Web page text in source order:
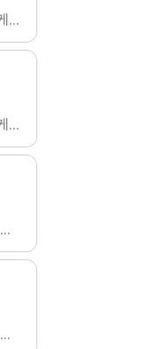
건당 12만이상 / 50세 이하 / 무관 / 무관 / 협의 / 스웨디시마사지,타이마사지,스포츠마사지,발마사지,피부관리,남녀왁싱,카운터관리,1인샵,홈케어,림프
건당 12만이상 / 50세 이하 / 경력 / 무관 / 협의 / 스웨디시마사지,타이마사지,스포츠마사지,발마사지,피부관리,남녀왁싱,카운터관리,1인샵,홈케어,림프
일급 50만이상 / 21세 이하 / 무관 / 무관 / 아르바이트 / 스웨디시마사지,타이마사지,아로마마사지,스포츠마사지,발마사지,피부관리,남녀왁싱,카운터관리,토탈샵관리,1인샵,홈케어,림프
일급 50만이상 / 21세 이하 / 무관 / 무관 / 아르바이트 / 스웨디시마사지,타이마사지,아로마마사지,스포츠마사지,발마사지,피부관리,남녀왁싱,카운터관리,토탈샵관리,1인샵,홈케어,림프